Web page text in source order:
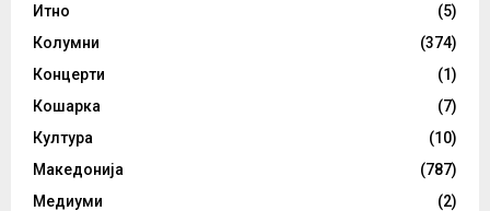
Итно
(5)
Колумни
(374)
Концерти
(1)
Кошарка
(7)
Култура
(10)
Македонија
(787)
Медиуми
(2)